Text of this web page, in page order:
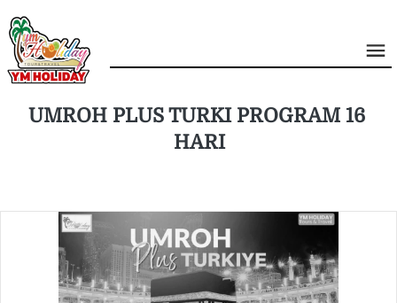
UMROH PLUS TURKI PROGRAM 16
HARI